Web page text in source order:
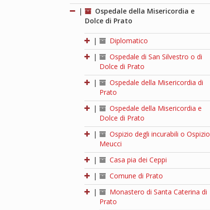
|
Ospedale della Misericordia e
Dolce di Prato
|
Diplomatico
|
Ospedale di San Silvestro o di
Dolce di Prato
|
Ospedale della Misericordia di
Prato
|
Ospedale della Misericordia e
Dolce di Prato
|
Ospizio degli incurabili o Ospizio
Meucci
|
Casa pia dei Ceppi
|
Comune di Prato
|
Monastero di Santa Caterina di
Prato